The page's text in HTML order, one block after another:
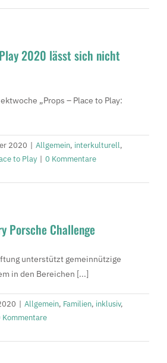
2020 lässt sich nicht
„Props – Place to Play:
2020 | Allgemein, interkulturell,
to Play | 0 Kommentare
Porsche Challenge
unterstützt gemeinnützige
in den Bereichen [...]
| Allgemein, Familien, inklusiv,
Kommentare